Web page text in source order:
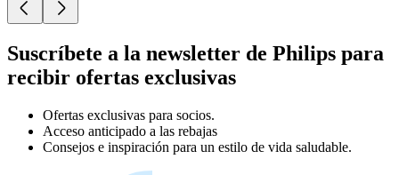
Suscríbete a la newsletter de Philips para
recibir ofertas exclusivas
Ofertas exclusivas para socios.
Acceso anticipado a las rebajas
Consejos e inspiración para un estilo de vida saludable.